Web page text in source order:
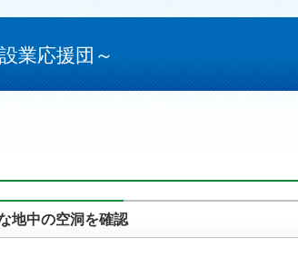
業応援団～
地中の空洞を確認